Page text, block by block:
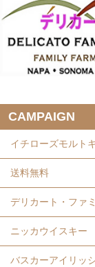
CAMPAIGN
イチローズモルト
送料無料
デリカート・ファ
ニッカウイスキー
バスカーアイリッ